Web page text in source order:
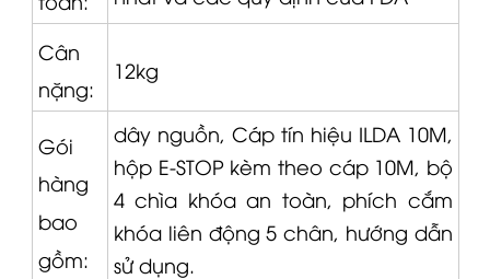
Cân
nặng:
12kg
Gói
hàng
bao
gồm:
dây nguồn, Cáp tín hiệu ILDA 10M,
hộp E-STOP kèm theo cáp 10M, bộ
4 chìa khóa an toàn, phích cắm
khóa liên động 5 chân, hướng dẫn
sử dụng.